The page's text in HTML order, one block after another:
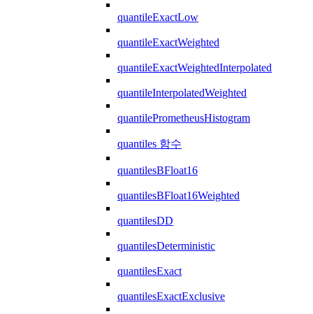
quantileExactLow
quantileExactWeighted
quantileExactWeightedInterpolated
quantileInterpolatedWeighted
quantilePrometheusHistogram
quantiles 함수
quantilesBFloat16
quantilesBFloat16Weighted
quantilesDD
quantilesDeterministic
quantilesExact
quantilesExactExclusive